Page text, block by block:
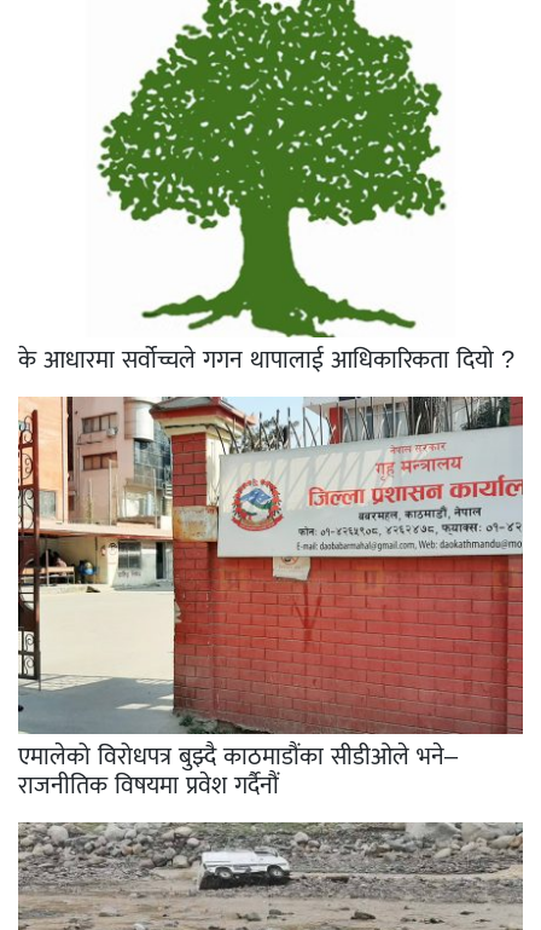
के आधारमा सर्वोच्चले गगन थापालाई आधिकारिकता दियो ?
एमालेको विरोधपत्र बुझ्दै काठमाडौंका सीडीओले भने–
राजनीतिक विषयमा प्रवेश गर्दैनौं